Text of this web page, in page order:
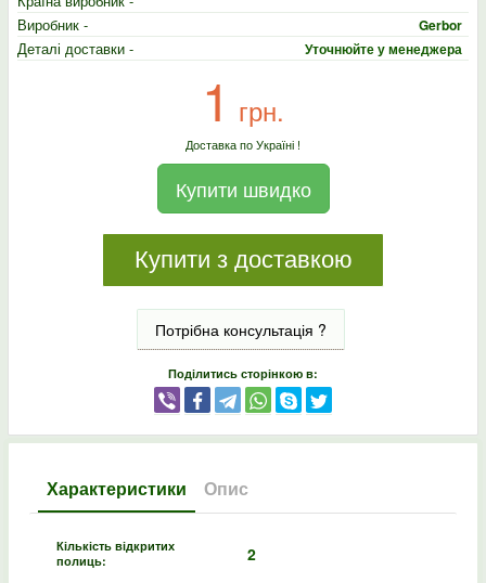
Виробник -
Gerbor
Деталі доставки - Уточнюйте у менеджера
1 грн.
Доставка по Україні !
Купити швидко
Купити з доставкою
Потрібна консультація ?
Поділитись сторінкою в:
Характеристики Опис
Кількість відкритих
полиць:
2